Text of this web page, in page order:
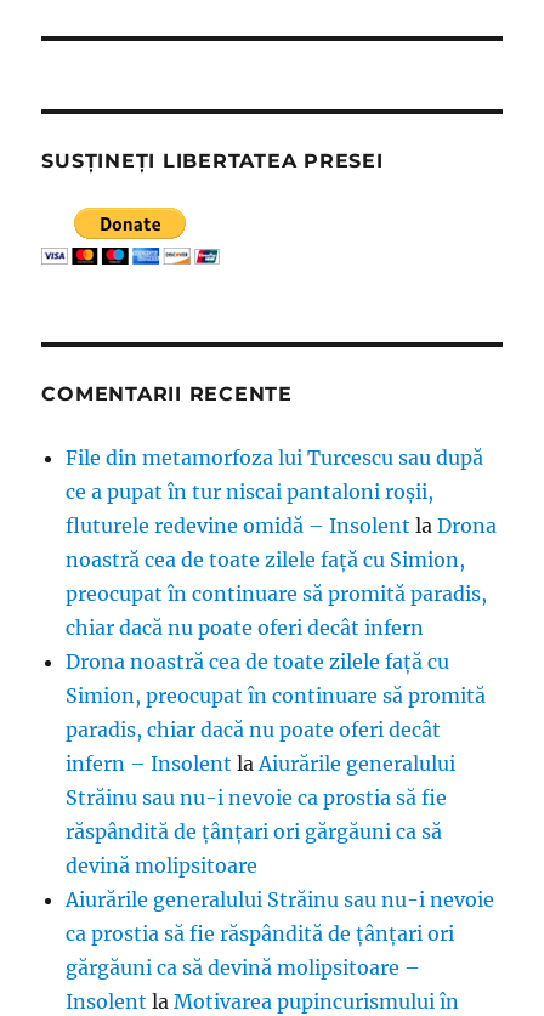
SUSȚINEȚI LIBERTATEA PRESEI
COMENTARII RECENTE
File din metamorfoza lui Turcescu sau după
ce a pupat în tur niscai pantaloni roșii,
fluturele redevine omidă – Insolent laDrona
noastră cea de toate zilele față cu Simion,
preocupat în continuare să promită paradis,
chiar dacă nu poate oferi decât infern
Drona noastră cea de toate zilele față cu
Simion, preocupat în continuare să promită
paradis, chiar dacă nu poate oferi decât
infern – Insolent laAiurările generalului
Străinu sau nu-i nevoie ca prostia să fie
răspândită de țânțari ori gărgăuni ca să
devină molipsitoare
Aiurările generalului Străinu sau nu-i nevoie
ca prostia să fie răspândită de țânțari ori
gărgăuni ca să devină molipsitoare –
Insolent laMotivarea pupincurismului în